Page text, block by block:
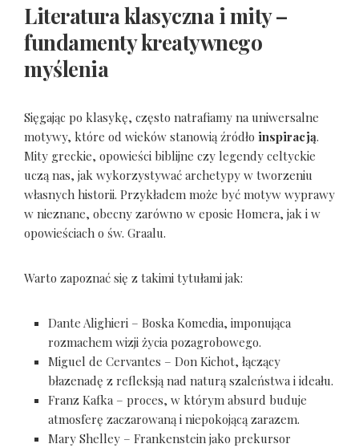
Literatura klasyczna i mity –
fundamenty kreatywnego
myślenia
Sięgając po klasykę, często natrafiamy na uniwersalne
motywy, które od wieków stanowią źródło inspiracją.
Mity greckie, opowieści biblijne czy legendy celtyckie
uczą nas, jak wykorzystywać archetypy w tworzeniu
własnych historii. Przykładem może być motyw wyprawy
w nieznane, obecny zarówno w eposie Homera, jak i w
opowieściach o św. Graalu.
Warto zapoznać się z takimi tytułami jak:
Dante Alighieri – Boska Komedia, imponująca
rozmachem wizji życia pozagrobowego.
Miguel de Cervantes – Don Kichot, łączący
błazenadę z refleksją nad naturą szaleństwa i ideału.
Franz Kafka – proces, w którym absurd buduje
atmosferę zaczarowaną i niepokojącą zarazem.
Mary Shelley – Frankenstein jako prekursor